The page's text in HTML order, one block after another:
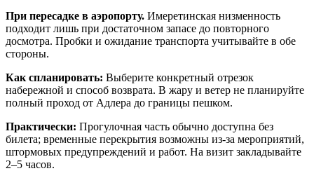
При пересадке в аэропорту. Имеретинская низменность
подходит лишь при достаточном запасе до повторного
досмотра. Пробки и ожидание транспорта учитывайте в обе
стороны.
Как спланировать: Выберите конкретный отрезок
набережной и способ возврата. В жару и ветер не планируйте
полный проход от Адлера до границы пешком.
Практически: Прогулочная часть обычно доступна без
билета; временные перекрытия возможны из-за мероприятий,
штормовых предупреждений и работ. На визит закладывайте
2–5 часов.